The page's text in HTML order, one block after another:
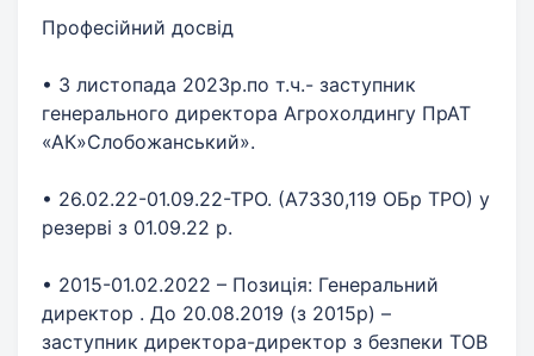
Професійний досвід
• З листопада 2023р.по т.ч.- заступник
генерального директора Агрохолдингу ПрАТ
«АК»Слобожанський».
• 26.02.22-01.09.22-ТРО. (А7330,119 ОБр ТРО) у
резерві з 01.09.22 р.
• 2015-01.02.2022 – Позиція: Генеральний
директор . До 20.08.2019 (з 2015р) –
заступник директора-директор з безпеки ТОВ